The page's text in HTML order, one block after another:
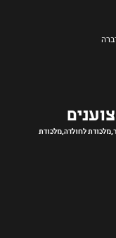
לחולדה,מלכודת